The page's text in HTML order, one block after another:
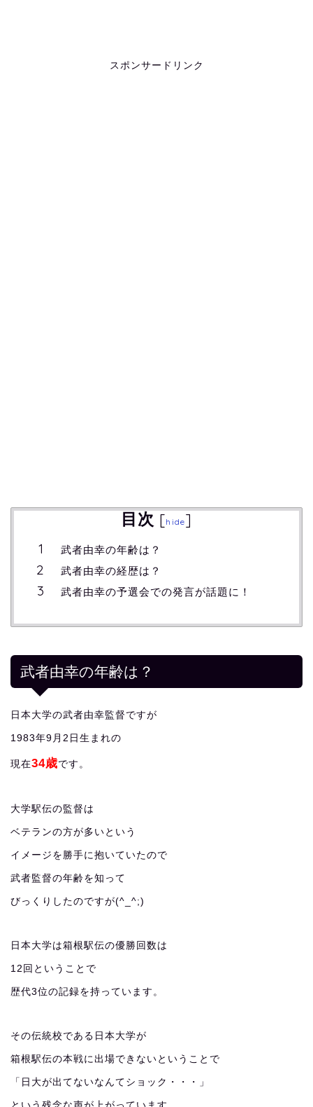
スポンサードリンク
目次 [hide]
武者由幸の年齢は？
武者由幸の経歴は？
武者由幸の予選会での発言が話題に！
武者由幸の年齢は？
日本大学の武者由幸監督ですが
1983年9月2日生まれの
現在34歳です。
大学駅伝の監督は
ベテランの方が多いという
イメージを勝手に抱いていたので
武者監督の年齢を知って
びっくりしたのですが(^_^;)
日本大学は箱根駅伝の優勝回数は
12回ということで
歴代3位の記録を持っています。
その伝統校である日本大学が
箱根駅伝の本戦に出場できないということで
「日大が出てないなんてショック・・・」